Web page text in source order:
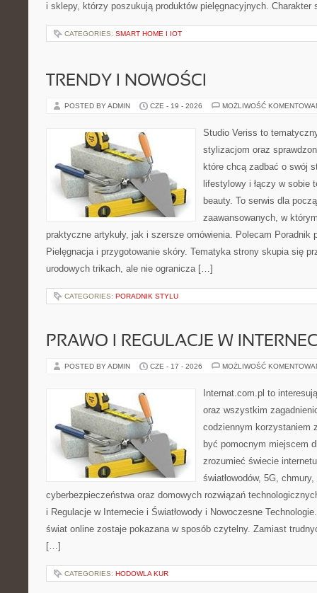
i sklepy, którzy poszukują produktów pielęgnacyjnych.
CATEGORIES: SMART HOME I IOT
TRENDY I NOWOŚCI
POSTED BY ADMIN CZE - 19 - 2026 MOŻLIWOŚĆ
Studio Veriss to
stylizacjom oraz
które chcą zadbać o swój
lifestylowy i łączy w sobie
beauty. To serwis dla
zaawansowanych, w
praktyczne artykuły, jak i szersze omówienia. Polecam
Pielęgnacja i przygotowanie skóry. Tematyka strony skupia się
urodowych trikach, ale nie ogranicza […]
CATEGORIES: PORADNIK STYLU
PRAWO I REGULACJE W
POSTED BY ADMIN CZE - 17 - 2026 MOŻLIWOŚĆ
Internat.com.pl to
oraz wszystkim
codziennym korzystaniem
być pomocnym miejscem
zrozumieć świecie
światłowodów, 5G,
cyberbezpieczeństwa oraz domowych rozwiązań
i Regulacje w Internecie i Światłowody i Nowoczesne
świat online zostaje pokazana w sposób czytelny. Zamiast
[…]
CATEGORIES: HODOWLA KUR